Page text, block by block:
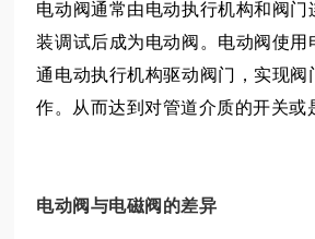
电动阀通常由电动执行机构和阀门
装调试后成为电动阀。电动阀使用
通电动执行机构驱动阀门，实现阀
作。从而达到对管道介质的开关或
电动阀与电磁阀的差异